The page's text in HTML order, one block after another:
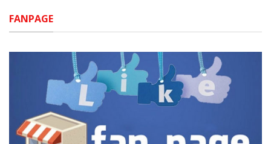
FANPAGE